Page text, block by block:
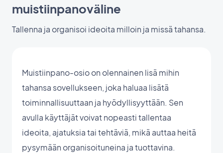
muistiinpanoväline
Tallenna ja organisoi ideoita milloin ja missä tahansa.
Muistiinpano-osio on olennainen lisä mihin
tahansa sovellukseen, joka haluaa lisätä
toiminnallisuuttaan ja hyödyllisyyttään. Sen
avulla käyttäjät voivat nopeasti tallentaa
ideoita, ajatuksia tai tehtäviä, mikä auttaa heitä
pysymään organisoituneina ja tuottavina.